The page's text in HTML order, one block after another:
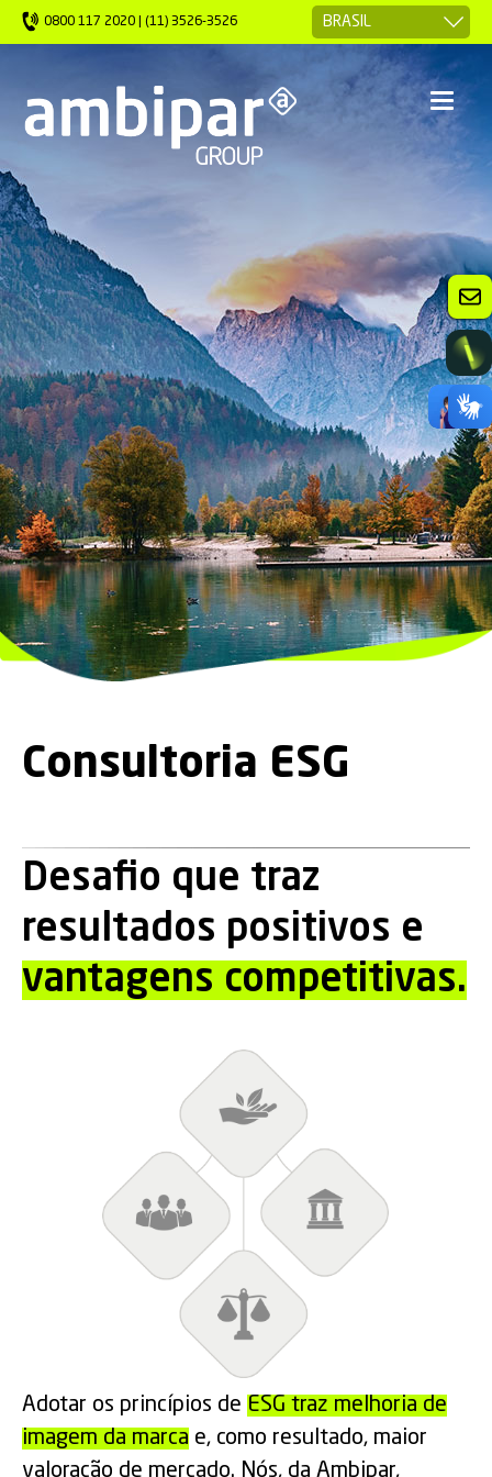
0800 117 2020 | (11) 3526-3526
Consultoria ESG
Desafio que traz
resultados positivos e
vantagens competitivas.
Adotar os princípios de ESG traz melhoria de
imagem da marca e, como resultado, maior
valoração de mercado. Nós, da Ambipar,